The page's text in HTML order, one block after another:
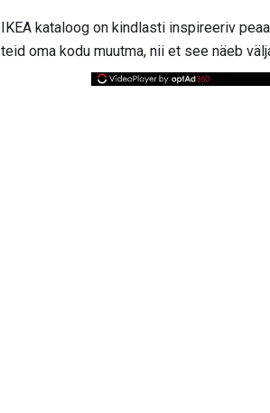
IKEA kataloog on kindlasti inspireeriv
teid oma kodu muutma, nii et see näeb